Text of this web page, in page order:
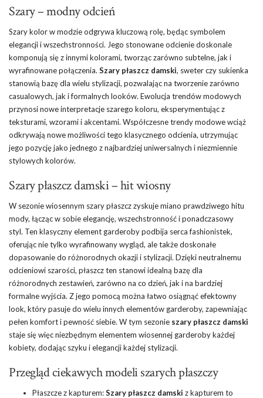
Szary – modny odcień
Szary kolor w modzie odgrywa kluczową rolę, będąc symbolem
elegancji i wszechstronności. Jego stonowane odcienie doskonale
komponują się z innymi kolorami, tworząc zarówno subtelne, jak i
wyrafinowane połączenia. Szary płaszcz damski, sweter czy sukienka
stanowią bazę dla wielu stylizacji, pozwalając na tworzenie zarówno
casualowych, jak i formalnych looków. Ewolucja trendów modowych
przynosi nowe interpretacje szarego koloru, eksperymentując z
teksturami, wzorami i akcentami. Współczesne trendy modowe wciąż
odkrywają nowe możliwości tego klasycznego odcienia, utrzymując
jego pozycję jako jednego z najbardziej uniwersalnych i niezmiennie
stylowych kolorów.
Szary płaszcz damski – hit wiosny
W sezonie wiosennym szary płaszcz zyskuje miano prawdziwego hitu
mody, łącząc w sobie elegancję, wszechstronność i ponadczasowy
styl. Ten klasyczny element garderoby podbija serca fashionistek,
oferując nie tylko wyrafinowany wygląd, ale także doskonałe
dopasowanie do różnorodnych okazji i stylizacji. Dzięki neutralnemu
odcieniowi szarości, płaszcz ten stanowi idealną bazę dla
różnorodnych zestawień, zarówno na co dzień, jak i na bardziej
formalne wyjścia. Z jego pomocą można łatwo osiągnąć efektowny
look, który pasuje do wielu innych elementów garderoby, zapewniając
pełen komfort i pewność siebie. W tym sezonie szary płaszcz damski
staje się więc niezbędnym elementem wiosennej garderoby każdej
kobiety, dodając szyku i elegancji każdej stylizacji.
Przegląd ciekawych modeli szarych płaszczy
Płaszcze z kapturem:Szary płaszcz damski z kapturem to